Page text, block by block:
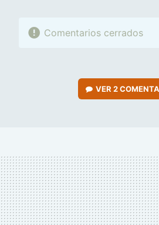
Comentarios cerrados
VER2